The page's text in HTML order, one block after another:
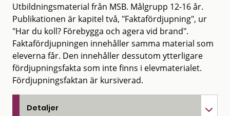
Utbildningsmaterial från MSB. Målgrupp 12-16 år.
Publikationen är kapitel två, "Faktafördjupning", ur
"Har du koll? Förebygga och agera vid brand".
Faktafördjupningen innehåller samma material som
eleverna får. Den innehåller dessutom ytterligare
fördjupningsfakta som inte finns i elevmaterialet.
Fördjupningsfaktan är kursiverad.
Detaljer